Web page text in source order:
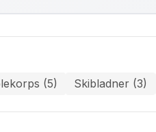
(5) Skibladner (3)